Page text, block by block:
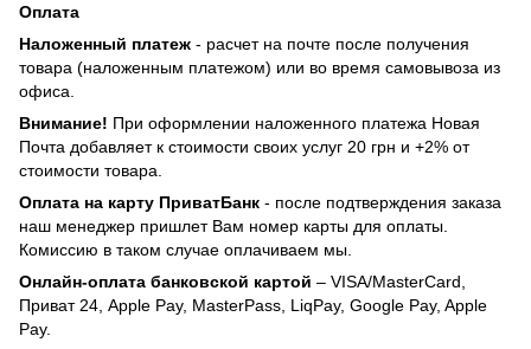
Оплата
Наложенный платеж - расчет на почте после получения
товара (наложенным платежом) или во время самовывоза из
офиса.
Внимание! При оформлении наложенного платежа Новая
Почта добавляет к стоимости своих услуг 20 грн и +2% от
стоимости товара.
Оплата на карту ПриватБанк - после подтверждения заказа
наш менеджер пришлет Вам номер карты для оплаты.
Комиссию в таком случае оплачиваем мы.
Онлайн-оплата банковской картой – VISA/MasterCard,
Приват 24, Apple Pay, MasterPass, LiqPay, Google Pay, Apple
Pay.